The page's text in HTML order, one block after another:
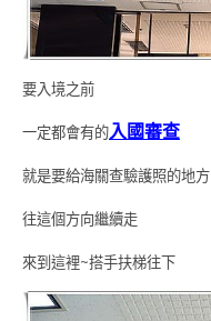
要入境之前
一定都會有的入國審查
就是要給海關查驗護照的地方
往這個方向繼續走
來到這裡~搭手扶梯往下